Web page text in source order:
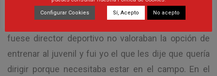
No me he visto nunca alejado del campo. Por eso
cuando en el Badajoz se valoró la posibilidad de que
fuese director deportivo no valoraban la opción de
entrenar al juvenil y fui yo el que les dije que quería
dirigir porque necesitaba estar en el campo. En el
Configurar Cookies Sí, Acepto No acepto